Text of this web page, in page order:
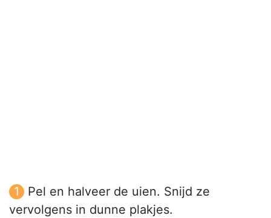
Pel en halveer de uien. Snijd ze
vervolgens in dunne plakjes.